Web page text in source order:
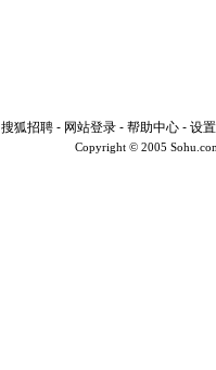
搜狐招聘 - 网站登录 - 帮助中心 - 设
Copyright © 2005